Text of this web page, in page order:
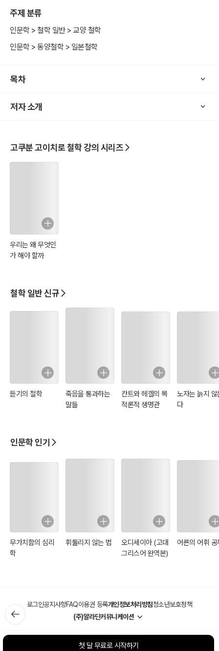
주제 분류
인문학 > 철학 일반 > 교양 철학
인문학 > 동양철학 > 일본철학
목차
저자 소개
고쿠분 고이치로 철학 강의 시리즈
우리는 왜 무엇인
가 해야 할까
철학 일반 신규
듣기의 철학
죽음을 통과하는
말들
칸트와 헤겔의 목
적론적 생명관
노자는 늙지 않
다
인문학 인기
무가치함의 심리
학
휘둘리지 않는 법
오디세이아 (고대
그리스어 완역본)
어른의 어휘 공
로그인공지사항FAQ이용권 등록개인정보처리방침청소년보호정책
(주)알라딘커뮤니케이션
첫 달 무료로 시작하기